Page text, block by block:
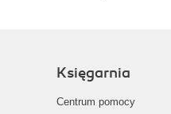
Księgarnia
Centrum pomocy